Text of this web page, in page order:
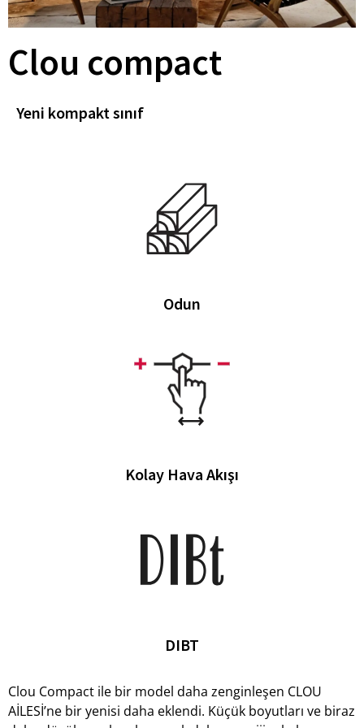
Clou compact
Yeni kompakt sınıf
Odun
Kolay Hava Akışı
DIBT
Clou Compact ile bir model daha zenginleşen CLOU
AİLESİ’ne bir yenisi daha eklendi. Küçük boyutları ve biraz